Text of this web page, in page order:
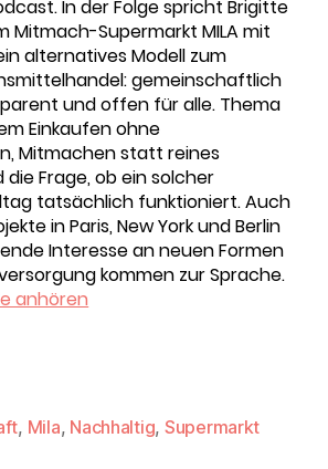
In der Folge spricht Brigitte
Mitmach-Supermarkt MILA mit
alternatives Modell zum
gemeinschaftlich
und offen für alle. Thema
Einkaufen ohne
Mitmachen statt reines
Frage, ob ein solcher
tatsächlich funktioniert. Auch
in Paris, New York und Berlin
Interesse an neuen Formen
kommen zur Sprache.
anhören
, Mila, Nachhaltig, Supermarkt